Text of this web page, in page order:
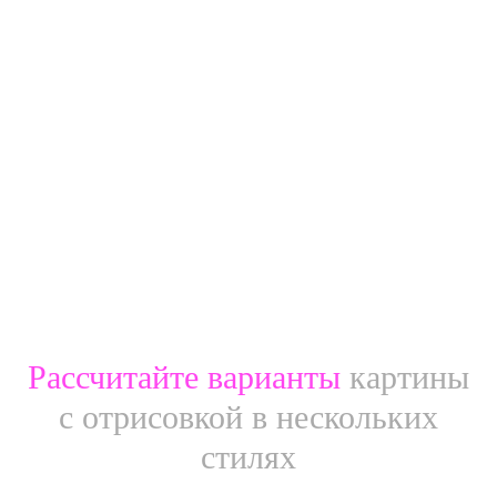
Рассчитайте варианты картины
с отрисовкой в нескольких
стилях